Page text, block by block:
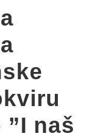
”I naš